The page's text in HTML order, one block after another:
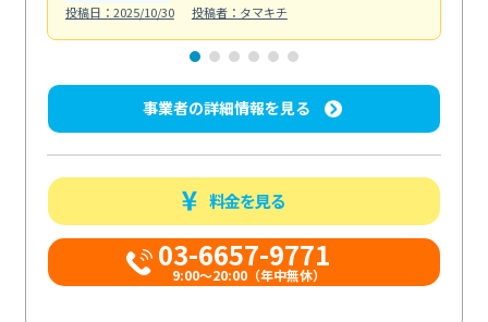
投稿日：2025/10/30
投稿者：タマキチ
事業者の詳細情報を見る
料金を見る
03-6657-9771
9:00～20:00（年中無休）